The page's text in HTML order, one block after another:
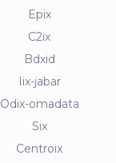
Epix
C2ix
Bdxid
Iix-jabar
Odix-omadata
Six
Centroix